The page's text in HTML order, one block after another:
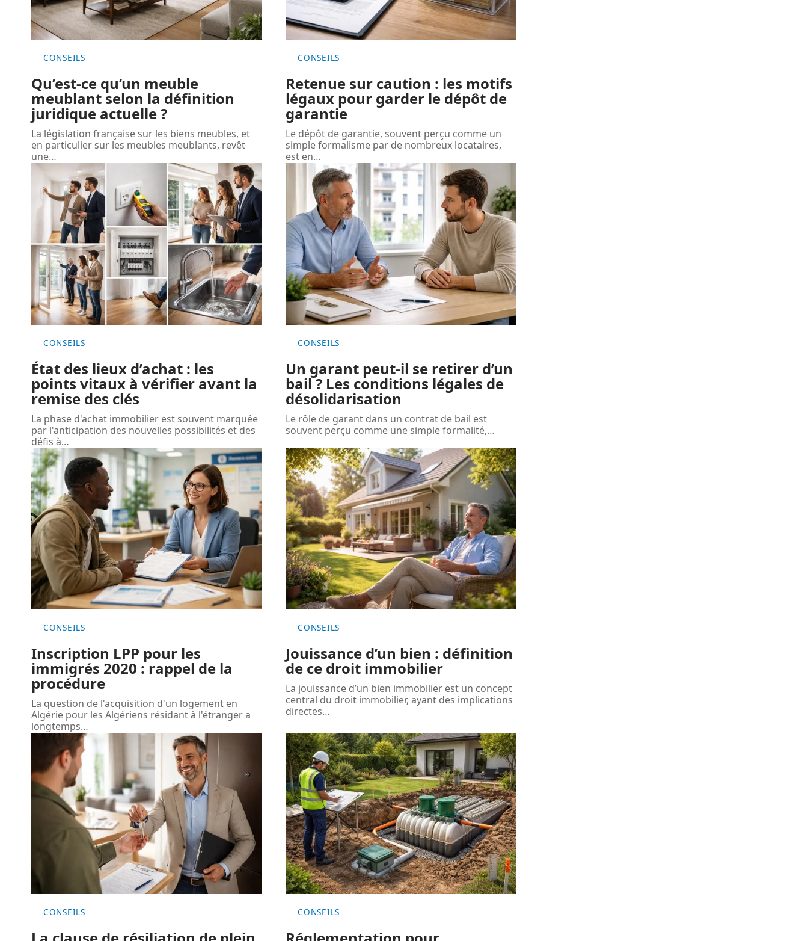
CONSEILS
Qu’est-ce qu’un meuble
meublant selon la définition
juridique actuelle ?
La législation française sur les biens meubles, et
en particulier sur les meubles meublants, revêt
une…
CONSEILS
Retenue sur caution : les motifs
légaux pour garder le dépôt de
garantie
Le dépôt de garantie, souvent perçu comme un
simple formalisme par de nombreux locataires,
est en…
CONSEILS
État des lieux d’achat : les
points vitaux à vérifier avant la
remise des clés
La phase d'achat immobilier est souvent marquée
par l'anticipation des nouvelles possibilités et des
défis à…
CONSEILS
Un garant peut-il se retirer d’un
bail ? Les conditions légales de
désolidarisation
Le rôle de garant dans un contrat de bail est
souvent perçu comme une simple formalité,…
CONSEILS
Inscription LPP pour les
immigrés 2020 : rappel de la
procédure
La question de l'acquisition d'un logement en
Algérie pour les Algériens résidant à l'étranger a
longtemps…
CONSEILS
Jouissance d’un bien : définition
de ce droit immobilier
La jouissance d’un bien immobilier est un concept
central du droit immobilier, ayant des implications
directes…
CONSEILS CONSEILS